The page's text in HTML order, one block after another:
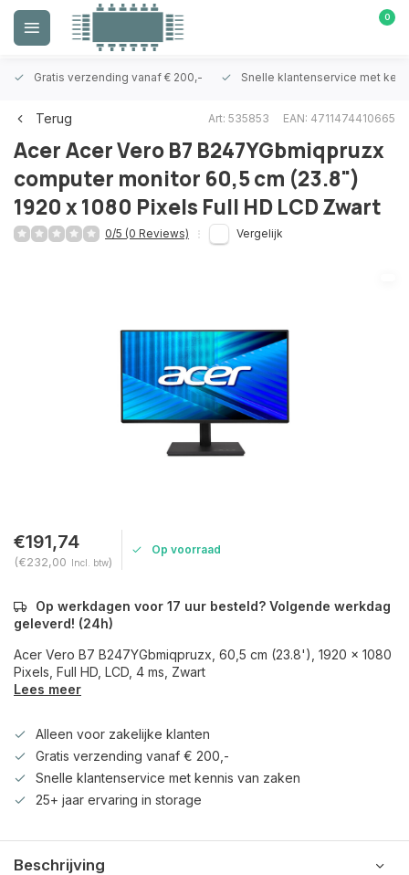
0
Gratis verzending vanaf € 200,- Snelle klantenservice met
Terug Art: 535853 EAN: 4711474410665
AcerAcer Vero B7 B247YGbmiqpruzx
computer monitor 60,5 cm (23.8")
1920 x 1080 Pixels Full HD LCD Zwart
0/5 (0 Reviews) Vergelijk
€191,74
(€232,00 Incl. btw)
Op voorraad
Op werkdagen voor 17 uur besteld? Volgende werkdag
geleverd! (24h)
Acer Vero B7 B247YGbmiqpruzx, 60,5 cm (23.8'), 1920 x 1080
Pixels, Full HD, LCD, 4 ms, Zwart
Lees meer
Alleen voor zakelijke klanten
Gratis verzending vanaf € 200,-
Snelle klantenservice met kennis van zaken
25+ jaar ervaring in storage
Beschrijving